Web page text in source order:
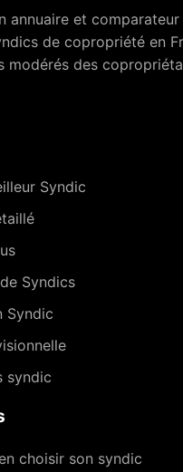
annuaire et comparateur
de copropriété en
modérés des
Syndic
Syndics
Syndic
syndic
choisir son syndic